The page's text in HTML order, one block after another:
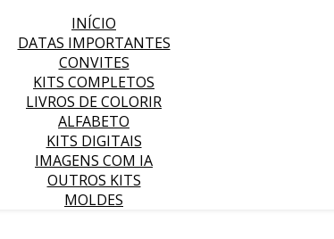
INÍCIO
DATAS IMPORTANTES
CONVITES
KITS COMPLETOS
LIVROS DE COLORIR
ALFABETO
KITS DIGITAIS
IMAGENS COM IA
OUTROS KITS
MOLDES